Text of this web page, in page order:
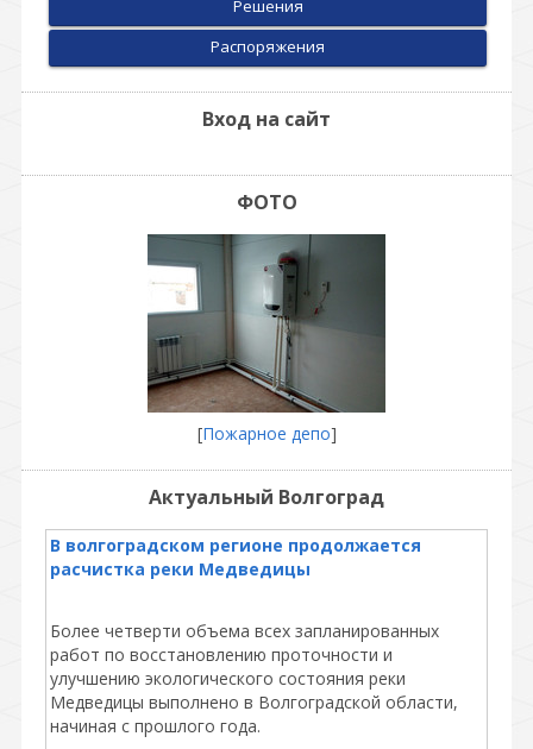
Решения
Распоряжения
Вход на сайт
ФОТО
[Пожарное депо]
Актуальный Волгоград
В волгоградском регионе продолжается
расчистка реки Медведицы
Более четверти объема всех запланированных
работ по восстановлению проточности и
улучшению экологического состояния реки
Медведицы выполнено в Волгоградской области,
начиная с прошлого года.